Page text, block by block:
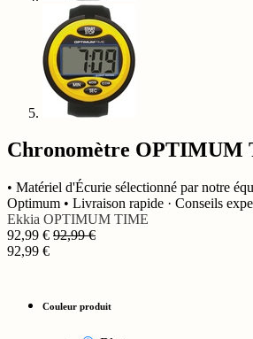
Chronomètre OPTIMUM
• Matériel d'Écurie sélectionné par notre
Optimum • Livraison rapide · Conseils
Ekkia OPTIMUM TIME
92,99 € 92,99€
92,99 €
Couleur produit